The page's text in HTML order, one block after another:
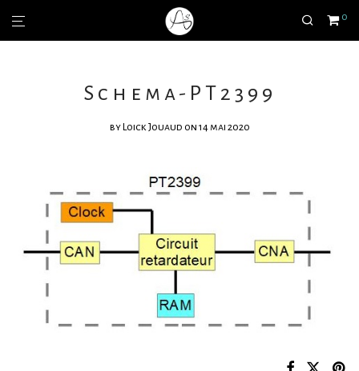
0
Schema-PT2399
by Loick Jouaud on 14 mai 2020